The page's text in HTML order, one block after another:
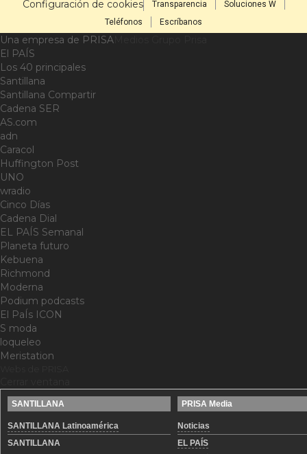
Configuración de cookies Transparencia
Soluciones W
Teléfonos
Escríbanos
Una empresa de PRISA
El PAÍS
Los 40 principales
Santillana
Santillana Compartir
Cadena SER
AS.com
adn
Caracol
Huffington Post
UNO
wradio
Cinco Días
Cadena Dial
EL PAÍS Semanal
Planeta futuro
Kebuena
Richmond
Moderna
Podium podcasts
El PaÍs ICON
S moda
loqueleo
Meristation